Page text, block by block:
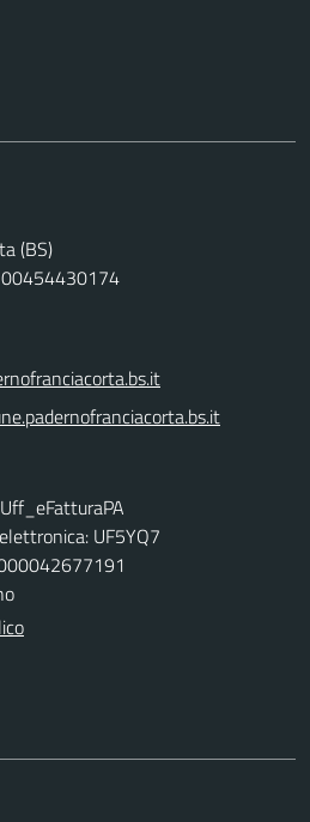
(BS)
00454430174
UF5YQ7